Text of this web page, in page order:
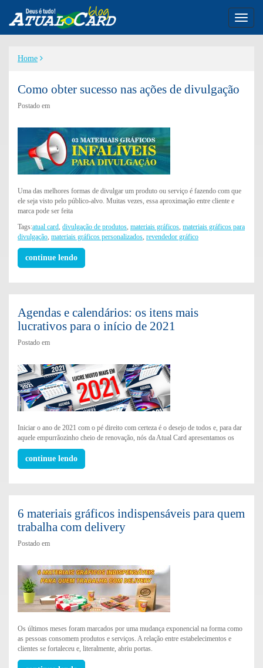
Toggle
Home
Como obter sucesso nas ações de divulgação
Postado em
Uma das melhores formas de divulgar um produto ou serviço é fazendo com que
ele seja visto pelo público-alvo. Muitas vezes, essa aproximação entre cliente e
marca pode ser feita
Tags:atual card divulgação de produtos materiais gráficos materiais gráficos para
divulgação materiais gráficos personalizados revendedor gráfico
continue lendo
Agendas e calendários: os itens mais
lucrativos para o início de 2021
Postado em
Iniciar o ano de 2021 com o pé direito com certeza é o desejo de todos e, para dar
aquele empurrãozinho cheio de renovação, nós da Atual Card apresentamos os
continue lendo
6 materiais gráficos indispensáveis para quem
trabalha com delivery
Postado em
Os últimos meses foram marcados por uma mudança exponencial na forma como
as pessoas consomem produtos e serviços. A relação entre estabelecimentos e
clientes se fortaleceu e, literalmente, abriu portas.